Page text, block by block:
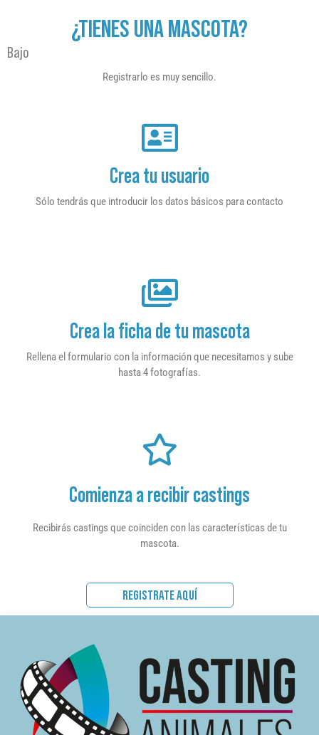
¿TIENES UNA MASCOTA?
Bajo
Registrarlo es muy sencillo.
Crea tu usuario
Sólo tendrás que introducir los datos básicos para contacto
Crea la ficha de tu mascota
Rellena el formulario con la información que necesitamos y sube
hasta 4 fotografías.
Comienza a recibir castings
Recibirás castings que coinciden con las características de tu
mascota.
REGISTRATE AQUÍ